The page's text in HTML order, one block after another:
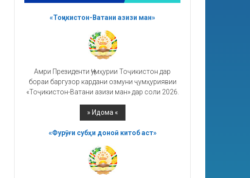
«Тоҷикистон-Ватани азизи ман»
Амри Президенти Ҷумҳурии Тоҷикистон дар
бораи баргузор кардани озмуни ҷумҳуриявии
«Тоҷикистон-Ватани азизи ман» дар соли 2026.
«Фурӯғи субҳи доноӣ китоб аст»